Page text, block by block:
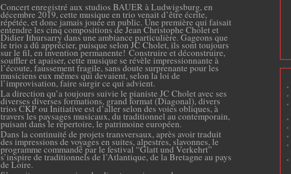
Concert enregistré aux studios BAUER à Ludwigsburg, en
décembre 2019, cette musique en trio venait d’être écrite,
répétée, et donc jamais jouée en public. Une première qui faisait
entendre les cinq compositions de Jean Christophe Cholet et
Didier Ithursarry dans une ambiance particulière. Gageons que
le trio a dû apprécier, puisque selon JC Cholet, ils sont toujours
sur le fil, en invention permanente!Construire et déconstruire,
souffler et apaiser, cette musique se révèle impressionnante à
l’écoute, faussement fragile, sans doute surprenante pour les
musiciens eux mêmes qui devaient, selon la loi de
l’improvisation, faire surgir ce qui advient.
La direction qu’a toujours suivie le pianiste JC Cholet avec ses
diverses diverses formations, grand format (Diagonal), divers
trios CKP ou Initiative est d’aller selon des voies obliques, à
travers les paysages musicaux, du traditionnel au contemporain,
puisant dans le répertoire, le patrimoine européen.
Dans la continuité de projets transversaux, après avoir traduit
des impressions de voyages en suites, alpestres, slavonnes, le
programme commandé par le festival “Glatt und Verkehrt”
s’inspire de traditionnels de l’Atlantique, de la Bretagne au pays
de Loire.